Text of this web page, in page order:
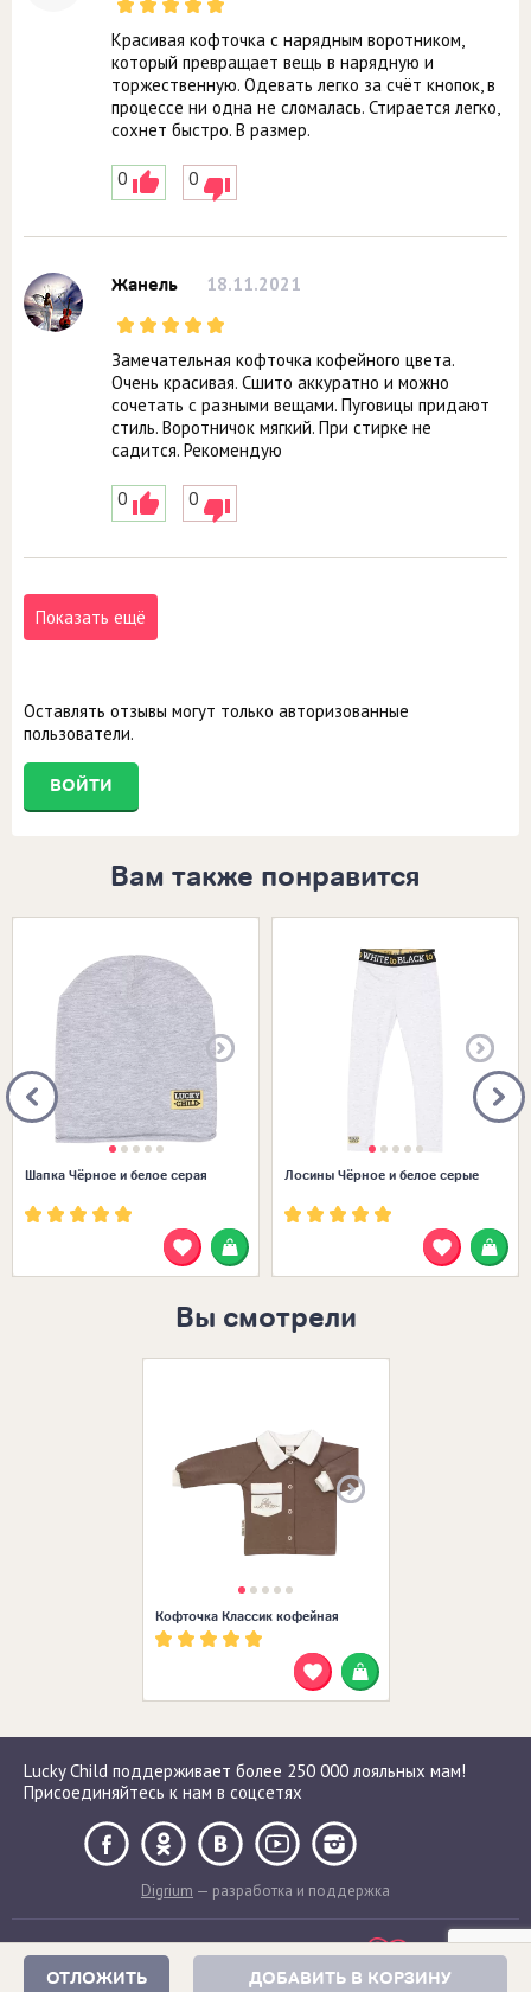
ОТЛОЖИТЬ ДОБАВИТЬ В КОРЗИНУ
Красивая кофточка с нарядным воротником,
который превращает вещь в нарядную и
торжественную. Одевать легко за счёт кнопок, в
процессе ни одна не сломалась. Стирается легко,
сохнет быстро. В размер.
0 0
Жанель 18.11.2021
Замечательная кофточка кофейного цвета.
Очень красивая. Сшито аккуратно и можно
сочетать с разными вещами. Пуговицы придают
стиль. Воротничок мягкий. При стирке не
садится. Рекомендую
0 0
Показать ещё
Оставлять отзывы могут только авторизованные
пользователи.
ВОЙТИ
Вам также понравится
Шапка Чёрное и белое серая Лосины Чёрное и белое серые
Вы смотрели
Кофточка Классик кофейная
Lucky Child поддерживает более 250 000 лояльных мам!
Присоединяйтесь к нам в соцсетях
Digrium — разработка и поддержка